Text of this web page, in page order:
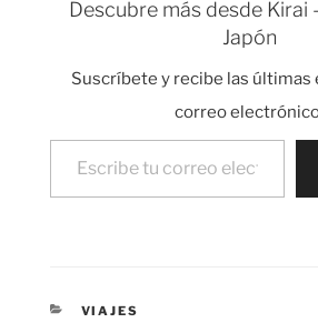
edificio cubierto por
600 años de…
Descubre más desde Kirai
Japón
Suscríbete y recibe las últimas
correo
Escribe tu correo electrónico…
CATEGORÍAS
VIAJES